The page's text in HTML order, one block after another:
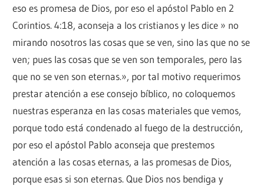
eso es promesa de Dios, por eso el apóstol Pablo en 2
Corintios. 4:18, aconseja a los cristianos y les dice » no
mirando nosotros las cosas que se ven, sino las que no se
ven; pues las cosas que se ven son temporales, pero las
que no se ven son eternas.», por tal motivo requerimos
prestar atención a ese consejo bíblico, no coloquemos
nuestras esperanza en las cosas materiales que vemos,
porque todo está condenado al fuego de la destrucción,
por eso el apóstol Pablo aconseja que prestemos
atención a las cosas eternas, a las promesas de Dios,
porque esas si son eternas. Que Dios nos bendiga y